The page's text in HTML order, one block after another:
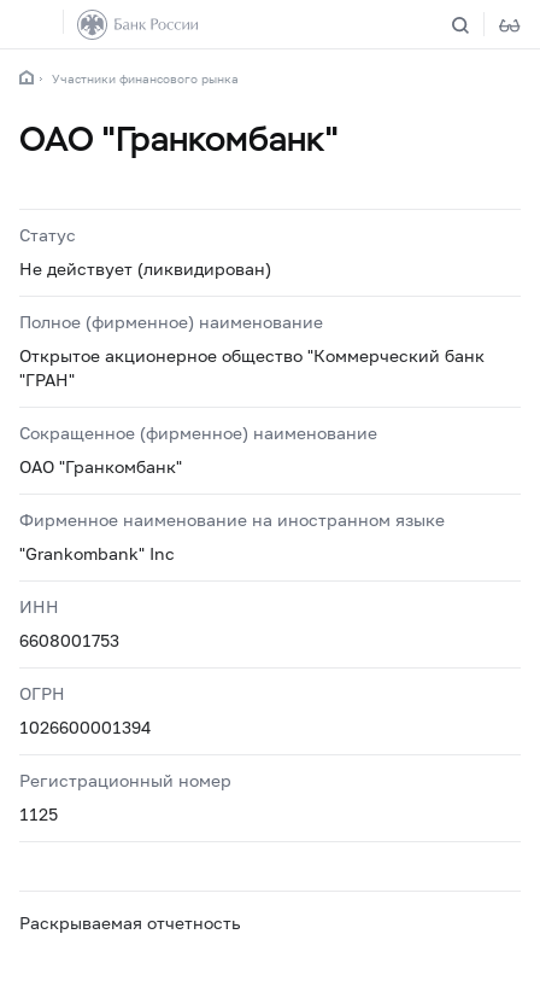
Участники финансового рынка
ОАО "Гранкомбанк"
Статус
Не действует (ликвидирован)
Полное (фирменное) наименование
Открытое акционерное общество "Коммерческий банк
"ГРАН"
Сокращенное (фирменное) наименование
ОАО "Гранкомбанк"
Фирменное наименование на иностранном языке
"Grankombank" Inc
ИНН
6608001753
ОГРН
1026600001394
Регистрационный номер
1125
Раскрываемая отчетность